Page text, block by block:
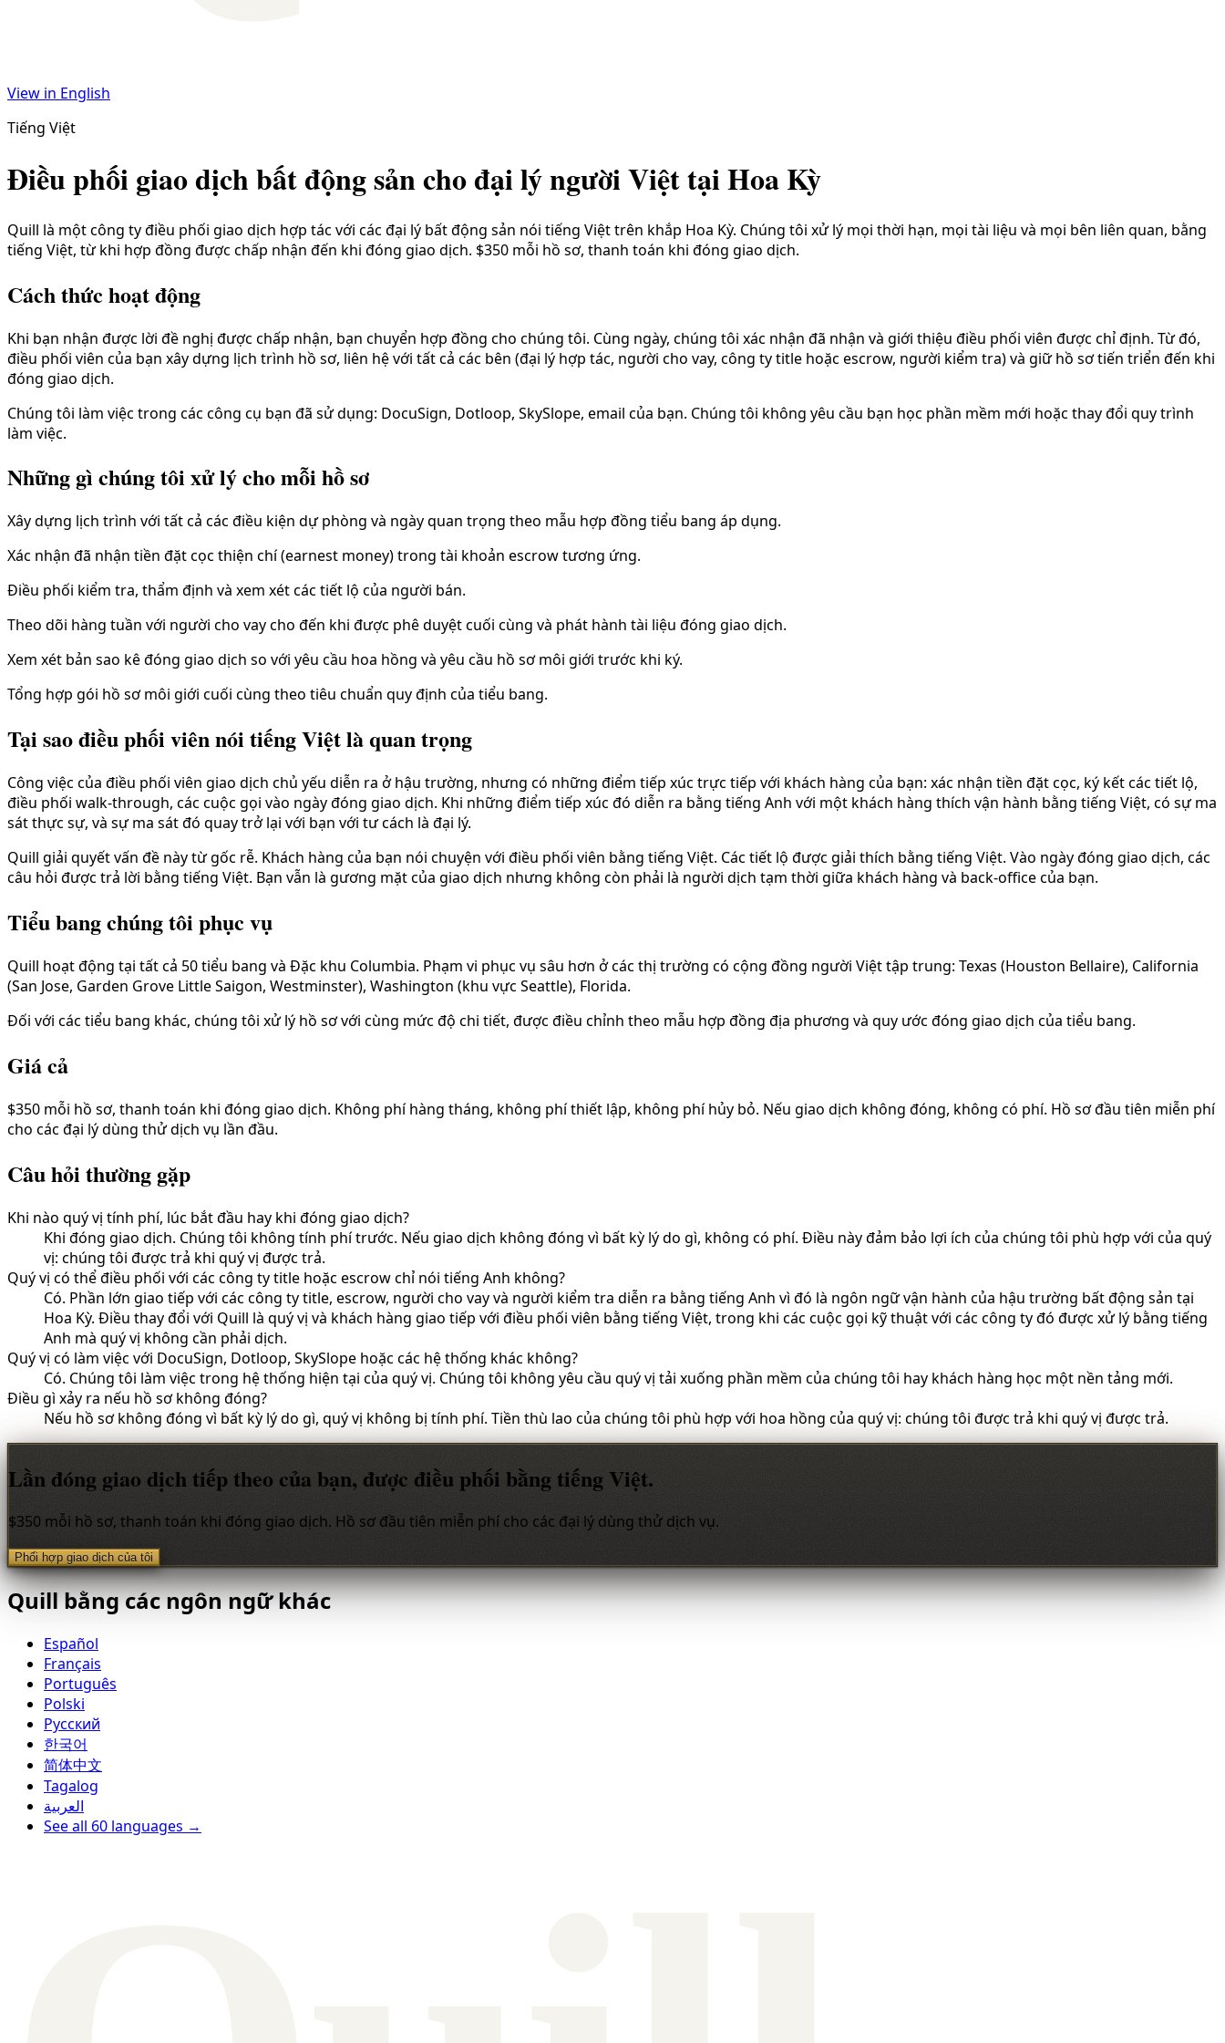
View in English
Tiếng Việt
Điều phối giao dịch bất động sản cho đại lý người Việt tại Hoa Kỳ
Quill là một công ty điều phối giao dịch hợp tác với các đại lý bất động sản nói tiếng Việt trên khắp Hoa Kỳ. Chúng tôi xử lý mọi thời hạn, mọi tài liệu và mọi bên liên quan, bằng
tiếng Việt, từ khi hợp đồng được chấp nhận đến khi đóng giao dịch. $350 mỗi hồ sơ, thanh toán khi đóng giao dịch.
Cách thức hoạt động
Khi bạn nhận được lời đề nghị được chấp nhận, bạn chuyển hợp đồng cho chúng tôi. Cùng ngày, chúng tôi xác nhận đã nhận và giới thiệu điều phối viên được chỉ định. Từ đó,
điều phối viên của bạn xây dựng lịch trình hồ sơ, liên hệ với tất cả các bên (đại lý hợp tác, người cho vay, công ty title hoặc escrow, người kiểm tra) và giữ hồ sơ tiến triển đến khi
đóng giao dịch.
Chúng tôi làm việc trong các công cụ bạn đã sử dụng: DocuSign, Dotloop, SkySlope, email của bạn. Chúng tôi không yêu cầu bạn học phần mềm mới hoặc thay đổi quy trình
làm việc.
Những gì chúng tôi xử lý cho mỗi hồ sơ
Xây dựng lịch trình với tất cả các điều kiện dự phòng và ngày quan trọng theo mẫu hợp đồng tiểu bang áp dụng.
Xác nhận đã nhận tiền đặt cọc thiện chí (earnest money) trong tài khoản escrow tương ứng.
Điều phối kiểm tra, thẩm định và xem xét các tiết lộ của người bán.
Theo dõi hàng tuần với người cho vay cho đến khi được phê duyệt cuối cùng và phát hành tài liệu đóng giao dịch.
Xem xét bản sao kê đóng giao dịch so với yêu cầu hoa hồng và yêu cầu hồ sơ môi giới trước khi ký.
Tổng hợp gói hồ sơ môi giới cuối cùng theo tiêu chuẩn quy định của tiểu bang.
Tại sao điều phối viên nói tiếng Việt là quan trọng
Công việc của điều phối viên giao dịch chủ yếu diễn ra ở hậu trường, nhưng có những điểm tiếp xúc trực tiếp với khách hàng của bạn: xác nhận tiền đặt cọc, ký kết các tiết lộ,
điều phối walk-through, các cuộc gọi vào ngày đóng giao dịch. Khi những điểm tiếp xúc đó diễn ra bằng tiếng Anh với một khách hàng thích vận hành bằng tiếng Việt, có sự ma
sát thực sự, và sự ma sát đó quay trở lại với bạn với tư cách là đại lý.
Quill giải quyết vấn đề này từ gốc rễ. Khách hàng của bạn nói chuyện với điều phối viên bằng tiếng Việt. Các tiết lộ được giải thích bằng tiếng Việt. Vào ngày đóng giao dịch, các
câu hỏi được trả lời bằng tiếng Việt. Bạn vẫn là gương mặt của giao dịch nhưng không còn phải là người dịch tạm thời giữa khách hàng và back-office của bạn.
Tiểu bang chúng tôi phục vụ
Quill hoạt động tại tất cả 50 tiểu bang và Đặc khu Columbia. Phạm vi phục vụ sâu hơn ở các thị trường có cộng đồng người Việt tập trung: Texas (Houston Bellaire), California
(San Jose, Garden Grove Little Saigon, Westminster), Washington (khu vực Seattle), Florida.
Đối với các tiểu bang khác, chúng tôi xử lý hồ sơ với cùng mức độ chi tiết, được điều chỉnh theo mẫu hợp đồng địa phương và quy ước đóng giao dịch của tiểu bang.
Giá cả
$350 mỗi hồ sơ, thanh toán khi đóng giao dịch. Không phí hàng tháng, không phí thiết lập, không phí hủy bỏ. Nếu giao dịch không đóng, không có phí. Hồ sơ đầu tiên miễn phí
cho các đại lý dùng thử dịch vụ lần đầu.
Câu hỏi thường gặp
Khi nào quý vị tính phí, lúc bắt đầu hay khi đóng giao dịch?
Khi đóng giao dịch. Chúng tôi không tính phí trước. Nếu giao dịch không đóng vì bất kỳ lý do gì, không có phí. Điều này đảm bảo lợi ích của chúng tôi phù hợp với của quý
vị: chúng tôi được trả khi quý vị được trả.
Quý vị có thể điều phối với các công ty title hoặc escrow chỉ nói tiếng Anh không?
Có. Phần lớn giao tiếp với các công ty title, escrow, người cho vay và người kiểm tra diễn ra bằng tiếng Anh vì đó là ngôn ngữ vận hành của hậu trường bất động sản tại
Hoa Kỳ. Điều thay đổi với Quill là quý vị và khách hàng giao tiếp với điều phối viên bằng tiếng Việt, trong khi các cuộc gọi kỹ thuật với các công ty đó được xử lý bằng tiếng
Anh mà quý vị không cần phải dịch.
Quý vị có làm việc với DocuSign, Dotloop, SkySlope hoặc các hệ thống khác không?
Có. Chúng tôi làm việc trong hệ thống hiện tại của quý vị. Chúng tôi không yêu cầu quý vị tải xuống phần mềm của chúng tôi hay khách hàng học một nền tảng mới.
Điều gì xảy ra nếu hồ sơ không đóng?
Nếu hồ sơ không đóng vì bất kỳ lý do gì, quý vị không bị tính phí. Tiền thù lao của chúng tôi phù hợp với hoa hồng của quý vị: chúng tôi được trả khi quý vị được trả.
Lần đóng giao dịch tiếp theo của bạn, được điều phối bằng tiếng Việt.
$350 mỗi hồ sơ, thanh toán khi đóng giao dịch. Hồ sơ đầu tiên miễn phí cho các đại lý dùng thử dịch vụ.
Phối hợp giao dịch của tôi
Quill bằng các ngôn ngữ khác
Español
Français
Português
Polski
Русский
한국어
简体中文
Tagalog
العربية
See all 60 languages →